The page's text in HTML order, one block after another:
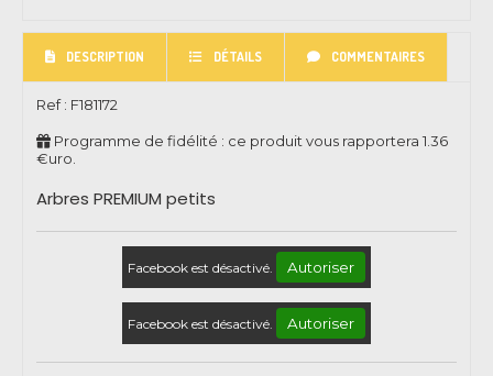
DESCRIPTION DÉTAILS COMMENTAIRES
Ref : F181172
Programme de fidélité : ce produit vous rapportera 1.36
€uro.
Arbres PREMIUM petits
Facebook est désactivé. Autoriser
Facebook est désactivé. Autoriser